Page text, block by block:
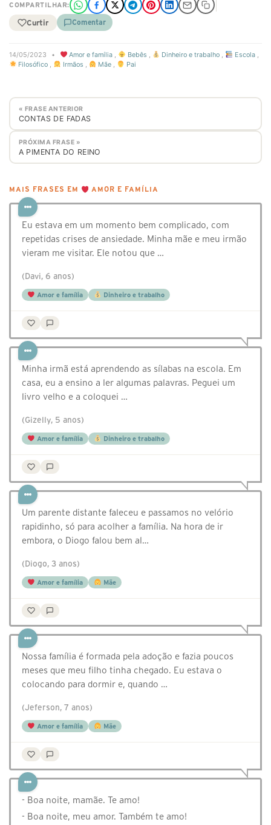
COMPARTILHAR:
Curtir Comentar
14/05/2023 • Amor e família , Bebês , Dinheiro e trabalho , Escola,
Filosófico , Irmãos , Mãe , Pai
« FRASE ANTERIOR
CONTAS DE FADAS
PRÓXIMA FRASE »
A PIMENTA DO REINO
MAIS FRASES EM AMOR E FAMÍLIA
Eu estava em um momento bem complicado, com
repetidas crises de ansiedade. Minha mãe e meu irmão
vieram me visitar. Ele notou que …
(Davi, 6 anos)
Amor e família Dinheiro e trabalho
⁣Minha irmã está aprendendo as sílabas na escola. Em
casa, eu a ensino a ler algumas palavras. Peguei um
livro velho e a coloquei …
(Gizelly, 5 anos)
Amor e família Dinheiro e trabalho
Um parente distante faleceu e passamos no velório
rapidinho, só para acolher a família. Na hora de ir
embora, o Diogo falou bem al…
(Diogo, 3 anos)
Amor e família Mãe
Nossa família é formada pela adoção e fazia poucos
meses que meu filho tinha chegado. Eu estava o
colocando para dormir e, quando …
(Jeferson, 7 anos)
Amor e família Mãe
- Boa noite, mamãe. Te amo!
- Boa noite, meu amor. Também te amo!